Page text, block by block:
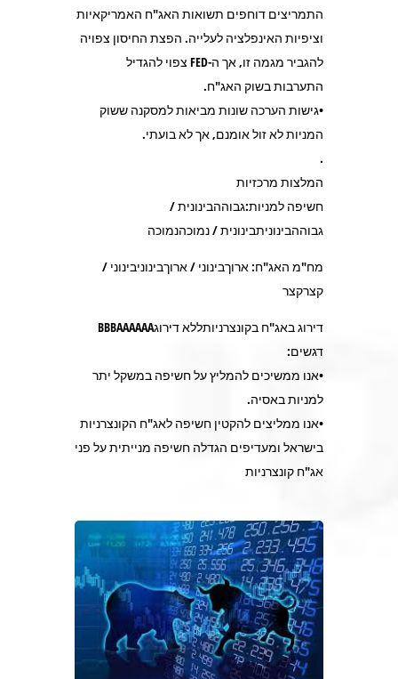
התמריצים דוחפים תשואות האג"ח האמריקאיות
וציפיות האינפלציה לעלייה. הפצת החיסון צפויה
להגביר מגמה זו, אך ה-FED צפוי להגדיל
התערבות בשוק האג"ח.
•גישות הערכה שונות מביאות למסקנה ששוק
המניות לא זול אומנם, אך לא בועתי.
.
המלצות מרכזיות
חשיפה למניות:גבוההבינונית /
גבוההבינוניתבינונית / נמוכהנמוכה
מח"מ האג"ח: ארוךבינוני / ארוךבינוניבינוני /
קצרקצר
דירוג באג"ח בקונצרניותללא דירוגBBBAAAAAA
דגשים:
•אנו ממשיכים להמליץ על חשיפה במשקל יתר
למניות באסיה.
•אנו ממליצים להקטין חשיפה לאג"ח הקונצרניות
בישראל ומעדיפים הגדלה חשיפה מנייתית על פני
אג"ח קונצרניות